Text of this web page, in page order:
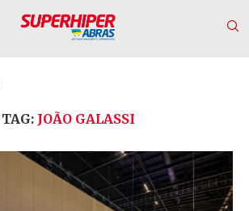
TAG: JOÃO GALASSI